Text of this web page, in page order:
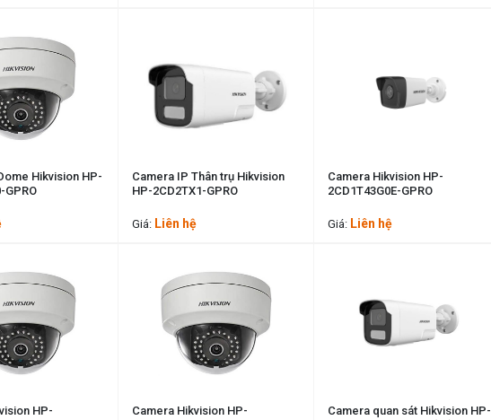
Hikvision HP-
GPRO
Camera IP Thân trụ Hikvision
HP-2CD2TX1-GPRO
Giá: Liên hệ
Camera Hikvision HP-
2CD1T43G0E-GPRO
Giá: Liên hệ
HP-
Camera Hikvision HP-
Camera quan sát Hikvision HP-